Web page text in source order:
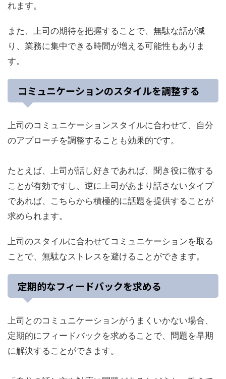
れます。
また、上司の期待を把握することで、無駄な話が減
り、業務に集中できる時間が増える可能性もありま
す。
コミュニケーションのスタイルを調整する
上司のコミュニケーションスタイルに合わせて、自分
のアプローチを調整することも効果的です。
たとえば、上司が話し好きであれば、聞き役に徹する
ことが有効ですし、逆に上司があまり話さないタイプ
であれば、こちらから積極的に話題を提供することが
求められます。
上司のスタイルに合わせてコミュニケーションを取る
ことで、無駄なストレスを避けることができます。
定期的なフィードバックを求める
上司とのコミュニケーションがうまくいかない場合、
定期的にフィードバックを求めることで、問題を早期
に解決することができます。